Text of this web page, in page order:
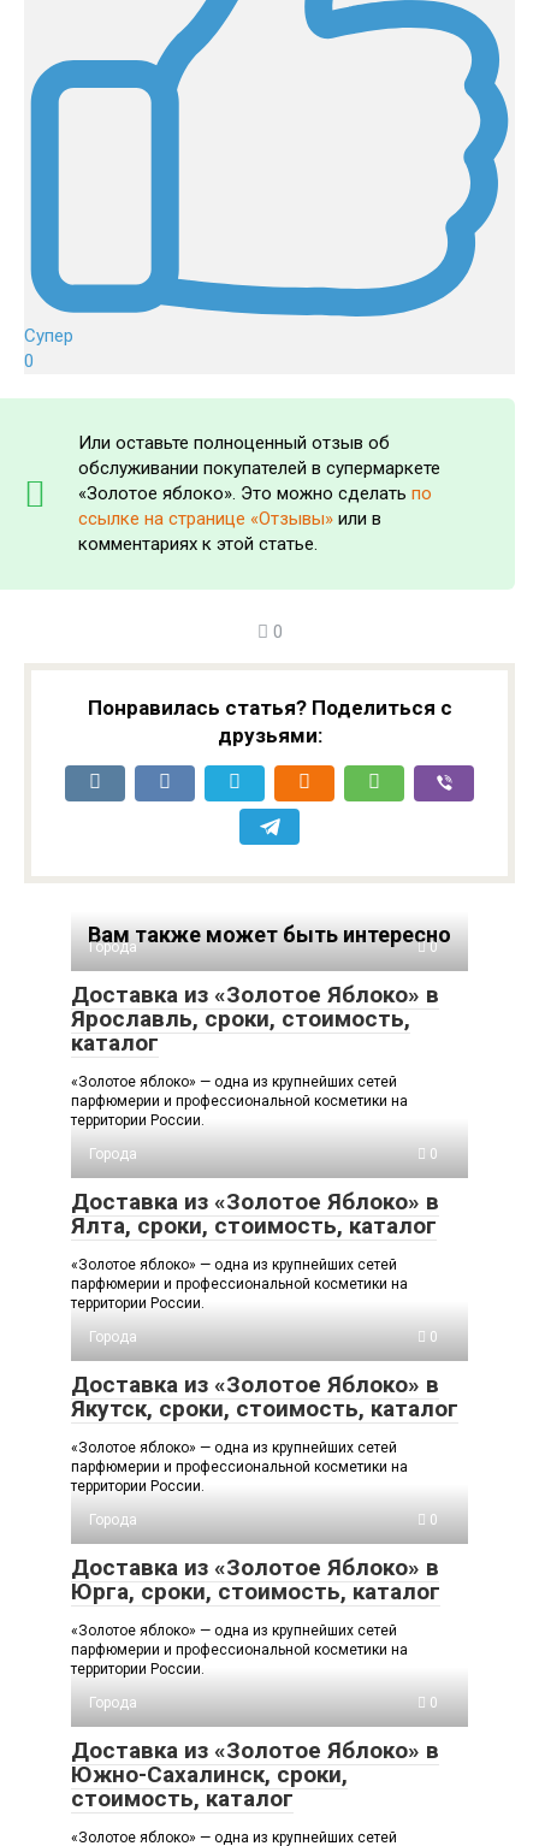
Супер
0
Или оставьте полноценный отзыв об
обслуживании покупателей в супермаркете
«Золотое яблоко». Это можно сделать по
ссылке на странице «Отзывы» или в
комментариях к этой статье.
0
Понравилась статья? Поделиться с
друзьями:
Вам также может быть интересно
Города 0
Доставка из «Золотое Яблоко» в
Ярославль, сроки, стоимость,
каталог
«Золотое яблоко» — одна из крупнейших сетей
парфюмерии и профессиональной косметики на
территории России.
Города
0
Доставка из «Золотое Яблоко» в
Ялта, сроки, стоимость, каталог
«Золотое яблоко» — одна из крупнейших сетей
парфюмерии и профессиональной косметики на
территории России.
Города
0
Доставка из «Золотое Яблоко» в
Якутск, сроки, стоимость, каталог
«Золотое яблоко» — одна из крупнейших сетей
парфюмерии и профессиональной косметики на
территории России.
Города
0
Доставка из «Золотое Яблоко» в
Юрга, сроки, стоимость, каталог
«Золотое яблоко» — одна из крупнейших сетей
парфюмерии и профессиональной косметики на
территории России.
Города
0
Доставка из «Золотое Яблоко» в
Южно-Сахалинск, сроки,
стоимость, каталог
«Золотое яблоко» — одна из крупнейших сетей